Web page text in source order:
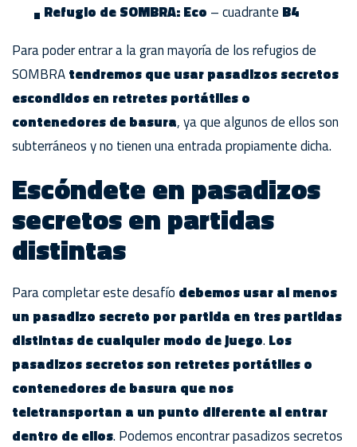
Refugio de SOMBRA: Eco – cuadrante B4
Para poder entrar a la gran mayoría de los refugios de
SOMBRAtendremos que usar pasadizos secretos
escondidos en retretes portátiles o
contenedores de basura, ya que algunos de ellos son
subterráneos y no tienen una entrada propiamente dicha.
Escóndete en pasadizos
secretos en partidas
distintas
Para completar este desafío debemos usar al menos
un pasadizo secreto por partida en tres partidas
distintas de cualquier modo de juego. Los
pasadizos secretos son retretes portátiles o
contenedores de basura que nos
teletransportan a un punto diferente al entrar
dentro de ellos. Podemos encontrar pasadizos secretos